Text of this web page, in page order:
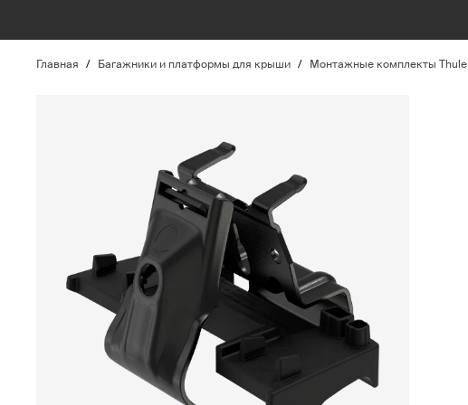
Главная / Багажники и платформы для крыши / Монтажные комплекты Thule